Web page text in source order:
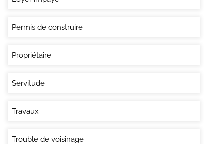
Permis de construire
Propriétaire
Servitude
Travaux
Trouble de voisinage